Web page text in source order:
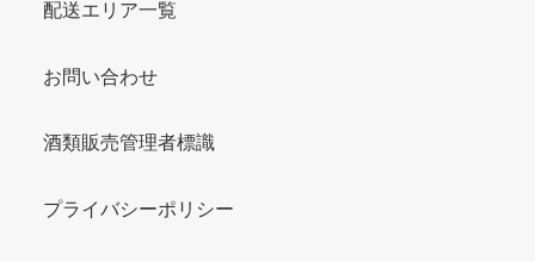
配送エリア一覧
お問い合わせ
酒類販売管理者標識
プライバシーポリシー